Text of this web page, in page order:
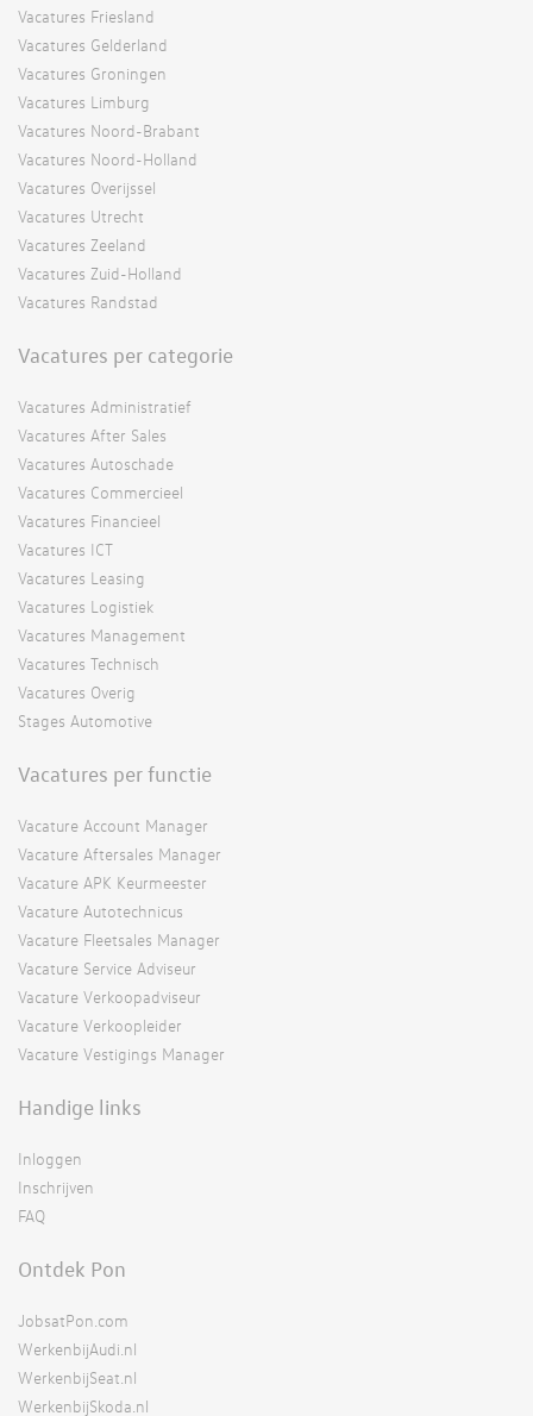
Vacatures Friesland
Vacatures Gelderland
Vacatures Groningen
Vacatures Limburg
Vacatures Noord-Brabant
Vacatures Noord-Holland
Vacatures Overijssel
Vacatures Utrecht
Vacatures Zeeland
Vacatures Zuid-Holland
Vacatures Randstad
Vacatures per categorie
Vacatures Administratief
Vacatures After Sales
Vacatures Autoschade
Vacatures Commercieel
Vacatures Financieel
Vacatures ICT
Vacatures Leasing
Vacatures Logistiek
Vacatures Management
Vacatures Technisch
Vacatures Overig
Stages Automotive
Vacatures per functie
Vacature Account Manager
Vacature Aftersales Manager
Vacature APK Keurmeester
Vacature Autotechnicus
Vacature Fleetsales Manager
Vacature Service Adviseur
Vacature Verkoopadviseur
Vacature Verkoopleider
Vacature Vestigings Manager
Handige links
Inloggen
Inschrijven
FAQ
Ontdek Pon
JobsatPon.com
WerkenbijAudi.nl
WerkenbijSeat.nl
WerkenbijSkoda.nl